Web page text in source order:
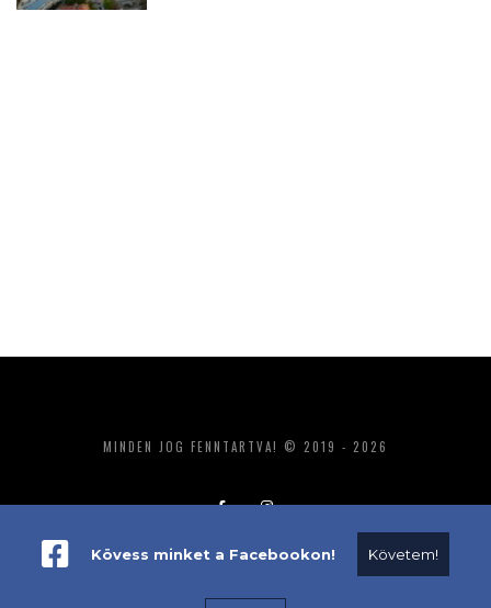
MINDEN JOG FENNTARTVA! © 2019 - 2026
ADATKEZELÉS IMPRESSZUM MÉDIAAJÁNLAT
Kövess minket a Facebookon! Követem!